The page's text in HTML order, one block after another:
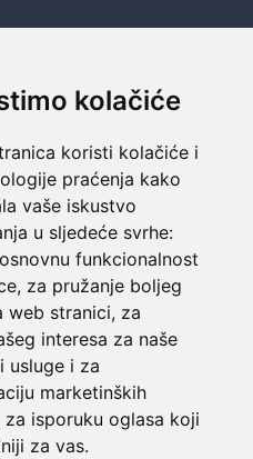
kolačiće
koristi kolačiće i
praćenja kako
vaše iskustvo
u sljedeće svrhe:
funkcionalnost
, za pružanje boljeg
web stranici, za
interesa za naše
usluge i za
marketinških
za isporuku oglasa koji
za vas.
za novac